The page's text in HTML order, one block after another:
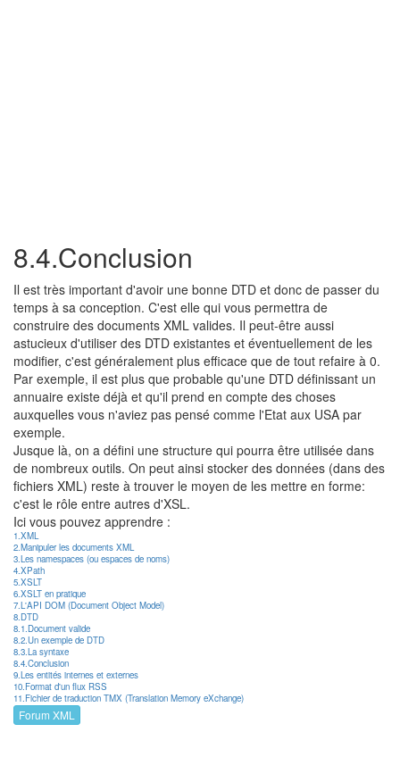
8.4.Conclusion
Il est très important d'avoir une bonne DTD et donc de passer du
temps à sa conception. C'est elle qui vous permettra de
construire des documents XML valides. Il peut-être aussi
astucieux d'utiliser des DTD existantes et éventuellement de les
modifier, c'est généralement plus efficace que de tout refaire à 0.
Par exemple, il est plus que probable qu'une DTD définissant un
annuaire existe déjà et qu'il prend en compte des choses
auxquelles vous n'aviez pas pensé comme l'Etat aux USA par
exemple.
Jusque là, on a défini une structure qui pourra être utilisée dans
de nombreux outils. On peut ainsi stocker des données (dans des
fichiers XML) reste à trouver le moyen de les mettre en forme:
c'est le rôle entre autres d'XSL.
Ici vous pouvez apprendre :
1.XML
2.Manipuler les documents XML
3.Les namespaces (ou espaces de noms)
4.XPath
5.XSLT
6.XSLT en pratique
7.L'API DOM (Document Object Model)
8.DTD
8.1.Document valide
8.2.Un exemple de DTD
8.3.La syntaxe
8.4.Conclusion
9.Les entités internes et externes
10.Format d'un flux RSS
11.Fichier de traduction TMX (Translation Memory eXchange)
Forum XML